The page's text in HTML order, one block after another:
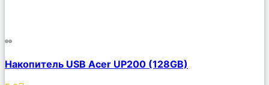
Описание
Избранное
Накопитель USB Acer UP200 (128GB)